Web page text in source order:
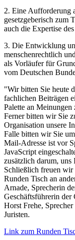
2. Eine Aufforderung
gesetzgeberisch zum
auch die Expertise
3. Die Entwicklung
menschenrechtlich
als Vorläufer für
vom Deutschen
"Wir bitten Sie heute
fachlichen Beiträgen
Palette an
Ferner bitten wir Sie
Organisation unsere
Falle bitten wir Sie
Mail-Adresse ist vor
JavaScript
zusätzlich darum, uns
Schließlich freuen wir
Runden Tisch an
Arnade, Sprecherin
Geschäftsführerin der
Horst Frehe,
Juristen.
Link zum Runden